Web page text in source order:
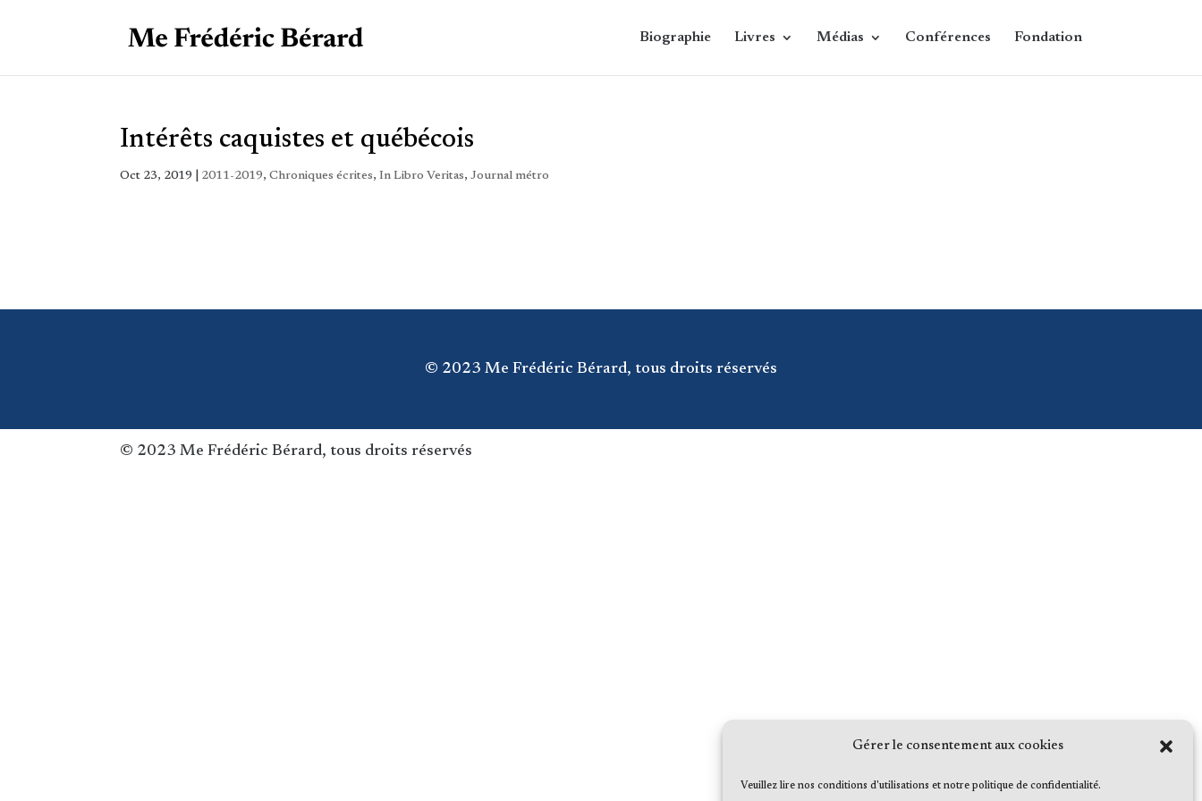
Gérer le consentement aux cookies
Veuillez lire nos conditions d'utilisations et notre politique de confidentialité.
Biographie Livres Médias Conférences Fondation
Intérêts caquistes et québécois
Oct 23, 2019 2011-2019,Chroniques écrites,In Libro Veritas,Journal métro
© 2023 Me Frédéric Bérard, tous droits réservés
© 2023 Me Frédéric Bérard, tous droits réservés